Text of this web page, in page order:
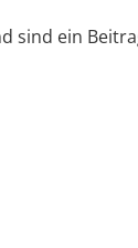
sind ein